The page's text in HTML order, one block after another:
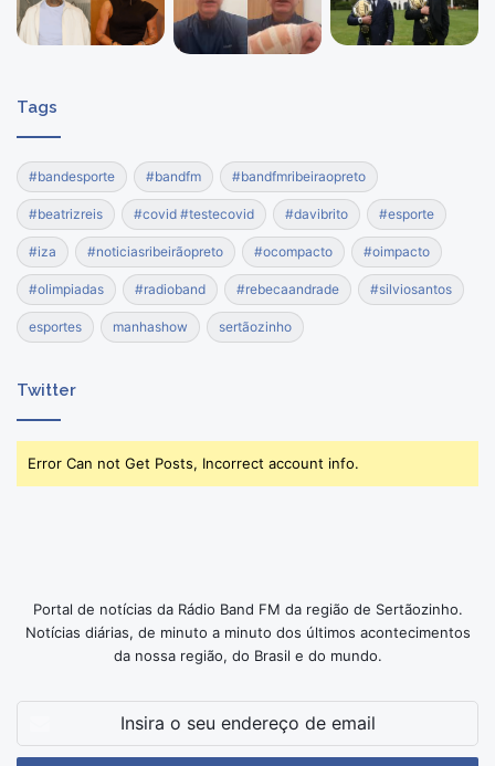
Tags
#bandesporte #bandfm #bandfmribeiraopreto
#beatrizreis #covid #testecovid #davibrito #esporte
#iza #noticiasribeirãopreto #ocompacto #oimpacto
#olimpiadas #radioband #rebecaandrade #silviosantos
esportes manhashow sertãozinho
Twitter
Error Can not Get Posts, Incorrect account info.
Portal de notícias da Rádio Band FM da região de Sertãozinho.
Notícias diárias, de minuto a minuto dos últimos acontecimentos
da nossa região, do Brasil e do mundo.
seu